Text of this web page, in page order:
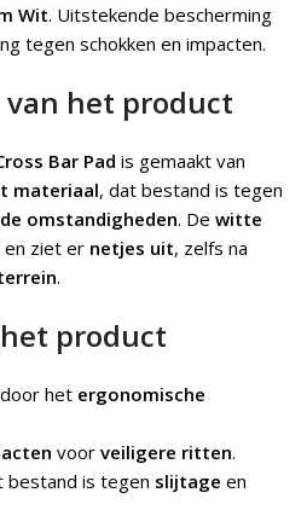
Wit. Uitstekende bescherming
tegen schokken en impacten.
het product
Bar Pad is gemaakt van
materiaal, dat bestand is tegen
omstandigheden. De witte
en ziet er netjes uit, zelfs na
.
product
door het ergonomische
voor veiligere ritten.
bestand is tegen slijtage en